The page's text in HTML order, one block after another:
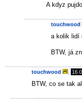
A kdyz
touchwood
a kolik lidí
BTW, já
touchwood
BTW, co se tak